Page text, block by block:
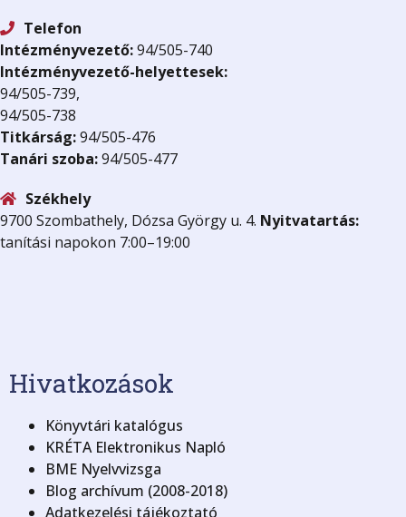
Telefon
Intézményvezető:94/505-740
Intézményvezető-helyettesek:
94/505-739,
94/505-738
Titkárság:94/505-476
Tanári szoba:94/505-477
Székhely
9700 Szombathely, Dózsa György u. 4. Nyitvatartás:
tanítási napokon 7:00–19:00
Hivatkozások
Könyvtári katalógus
KRÉTA Elektronikus Napló
BME Nyelvvizsga
Blog archívum (2008-2018)
Adatkezelési tájékoztató